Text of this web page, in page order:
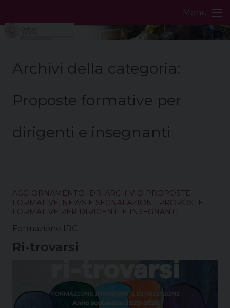
Menu
Archivi della categoria:
Proposte formative per
dirigenti e insegnanti
AGGIORNAMENTO IDR ARCHIVIO PROPOSTE
FORMATIVE
NEWS E SEGNALAZIONI
PROPOSTE
FORMATIVE PER DIRIGENTI E INSEGNANTI
Formazione IRC
Ri-trovarsi